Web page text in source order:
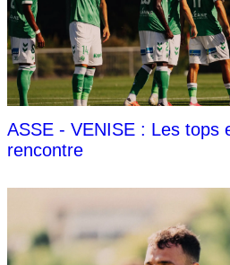
ASSE - VENISE : Les tops
rencontre